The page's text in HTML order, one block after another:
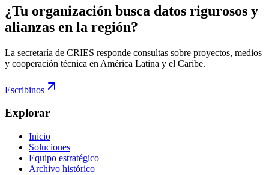
¿Tu organización busca datos rigurosos y
alianzas en la región?
La secretaría de CRIES responde consultas sobre proyectos, medios
y cooperación técnica en América Latina y el Caribe.
Escribinos
Explorar
Inicio
Soluciones
Equipo estratégico
Archivo histórico